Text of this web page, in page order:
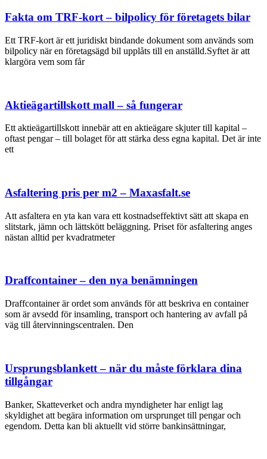
Fakta om TRF-kort – bilpolicy för företagets bilar
Ett TRF-kort är ett juridiskt bindande dokument som används som
bilpolicy när en företagsägd bil upplåts till en anställd.Syftet är att
klargöra vem som får
Aktieägartillskott mall – så fungerar
Ett aktieägartillskott innebär att en aktieägare skjuter till kapital –
oftast pengar – till bolaget för att stärka dess egna kapital. Det är inte
ett
Asfaltering pris per m2​ – Maxasfalt.se
Att asfaltera en yta kan vara ett kostnadseffektivt sätt att skapa en
slitstark, jämn och lättskött beläggning. Priset för asfaltering anges
nästan alltid per kvadratmeter
Draffcontainer – den nya benämningen
Draffcontainer är ordet som används för att beskriva en container
som är avsedd för insamling, transport och hantering av avfall på
väg till återvinningscentralen. Den
Ursprungsblankett – när du måste förklara dina
tillgångar
Banker, Skatteverket och andra myndigheter har enligt lag
skyldighet att begära information om ursprunget till pengar och
egendom. Detta kan bli aktuellt vid större bankinsättningar,